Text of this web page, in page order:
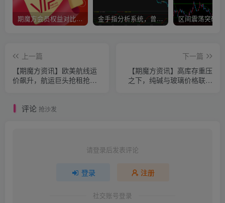
期魔方会员权益对比，总有一项适合您！ 金手指分析系统，曾经市场价39800
上一篇
【期魔方资讯】欧美航线运
价飙升，航运巨头抢租抢购
下一篇
【期魔方资讯】高库存重压
之下，纯碱与玻璃价格联袂
评论 抢沙发
请登录后发表评论
登录 注册
社交账号登录